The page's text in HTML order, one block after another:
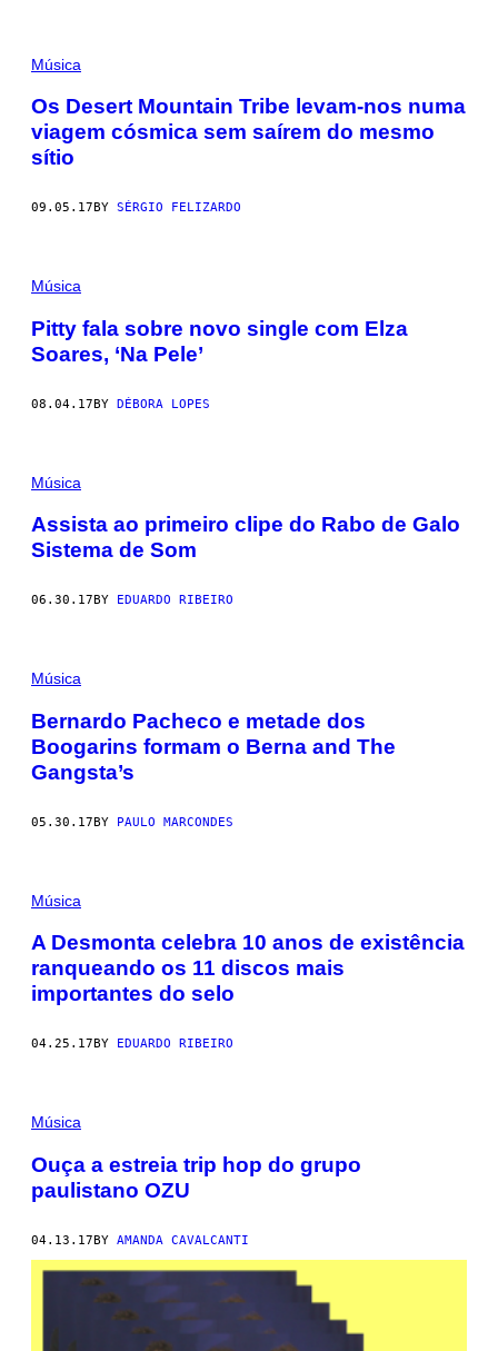
Música
Os Desert Mountain Tribe levam-nos numa
viagem cósmica sem saírem do mesmo
sítio
09.05.17 BY SÉRGIO FELIZARDO
Música
Pitty fala sobre novo single com Elza
Soares, ‘Na Pele’
08.04.17BY DÉBORA LOPES
Música
Assista ao primeiro clipe do Rabo de Galo
Sistema de Som
06.30.17 BY EDUARDO RIBEIRO
Música
Bernardo Pacheco e metade dos
Boogarins formam o Berna and The
Gangsta’s
05.30.17BY PAULO MARCONDES
Música
A Desmonta celebra 10 anos de existência
ranqueando os 11 discos mais
importantes do selo
04.25.17 BY EDUARDO RIBEIRO
Música
Ouça a estreia trip hop do grupo
paulistano OZU
04.13.17BY AMANDA CAVALCANTI